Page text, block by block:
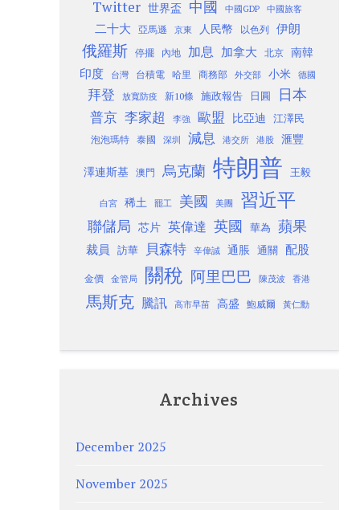
Twitter 世界盃 中國 中國GDP 中國旅客
二十大 亞馬遜 京東 人民幣 以色列 伊朗
俄羅斯 停擺 內地 加息 加拿大 北京
南韓
印度
台灣 台積電 哈里 商務部 外交部 小米 德國
拜登 放寬防疫 新10條 施政報告 日圓 日本
普京 李家超 李強 歐盟 比亞迪 江澤民
泡泡瑪特 泰國 深圳 減息 港交所 港股 滙豐
澤連斯基 澳門 烏克蘭 特朗普 王毅
白宮 稀土 罷工 美國 美團 習近平
聯儲局 芯片 英偉達 英國 華為 蘋果
裁員 訪華 貝森特 辛偉誠 通脹 通關 配股
金價 金管局 關稅 阿里巴巴 陳茂波 香港
馬斯克 騰訊 高市早苗 高盛 鮑威爾 黃仁勳
Archives
December 2025
November 2025